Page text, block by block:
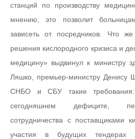
станций по производству
мнению, это позволит
зависеть от посредников. Что же
решения кислородного кризиса и
медицину» выдвинул к министру
Ляшко, премьер-министру Денису
СНБО и СБУ такие требования:
сегодняшнем дефиците,
сотрудничества с поставщиками
участия в будущих тендерах